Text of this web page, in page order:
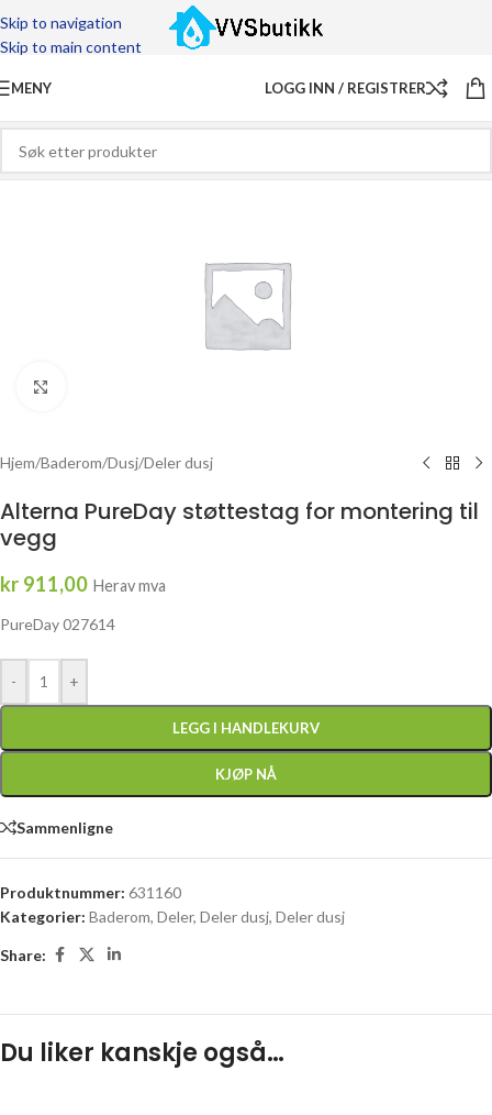
Skip to navigation
Skip to main content
MENY LOGG INN / REGISTRER
Hjem/Baderom/Dusj/Deler dusj
Alterna PureDay støttestag for montering til
vegg
kr 911,00 Herav mva
PureDay 027614
- +
LEGG I HANDLEKURV
KJØP NÅ
Sammenligne
Produktnummer: 631160
Kategorier: Baderom, Deler, Deler dusj, Deler dusj
Share:
Du liker kanskje også…